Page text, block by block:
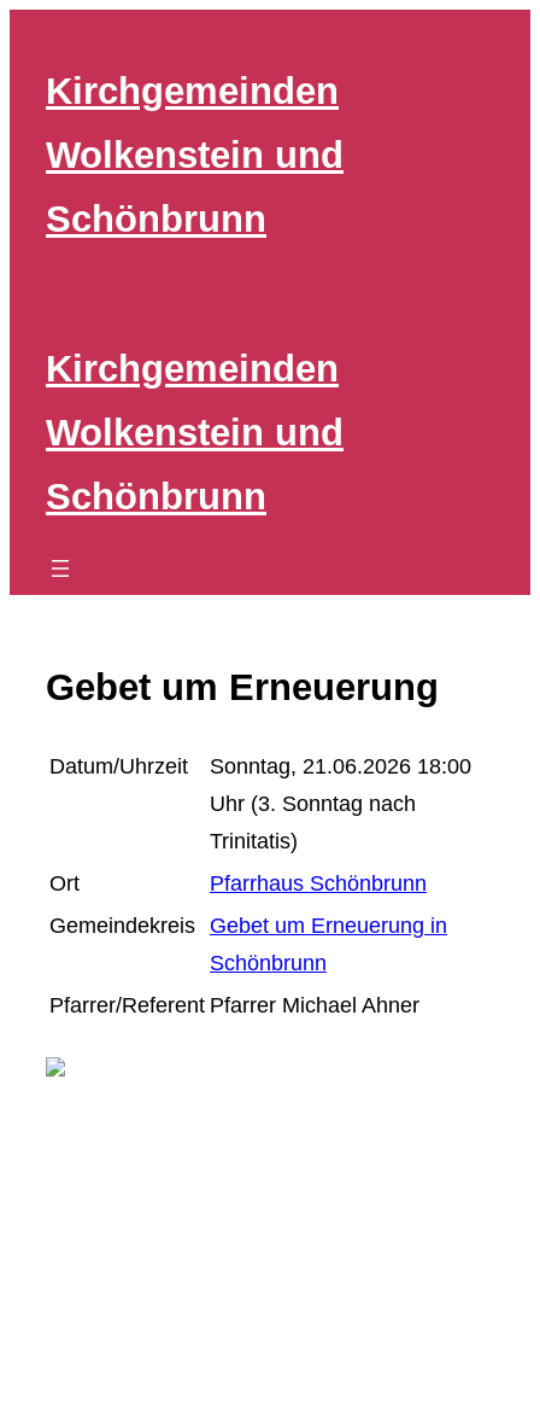
springen
Kirchgemeinden
Wolkenstein und
Schönbrunn
Kirchgemeinden
Wolkenstein und
Schönbrunn
Gebet um Erneuerung
Datum/Uhrzeit
Sonntag, 21.06.2026 18:00
Uhr (3. Sonntag nach
Trinitatis)
Ort
Pfarrhaus Schönbrunn
Gemeindekreis
Gebet um Erneuerung in
Schönbrunn
Pfarrer/Referent Pfarrer Michael Ahner